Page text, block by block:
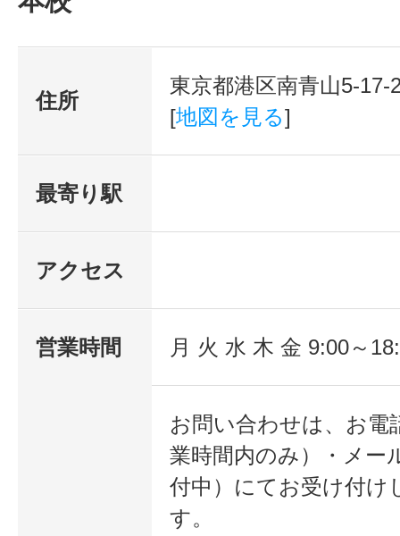
住所
東京都港区南青山5-17-
[地図を見る]
最寄り駅
アクセス
営業時間 月 火 水 木 金 9:00～
お問い合わせは、お電
業時間内のみ）・メー
付中）にてお受け付け
す。